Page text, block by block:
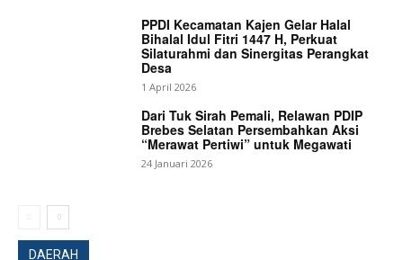
PPDI Kecamatan Kajen Gelar Halal
Bihalal Idul Fitri 1447 H, Perkuat
Silaturahmi dan Sinergitas Perangkat
Desa
1 April 2026
Dari Tuk Sirah Pemali, Relawan PDIP
Brebes Selatan Persembahkan Aksi
“Merawat Pertiwi” untuk Megawati
24 Januari 2026
DAERAH